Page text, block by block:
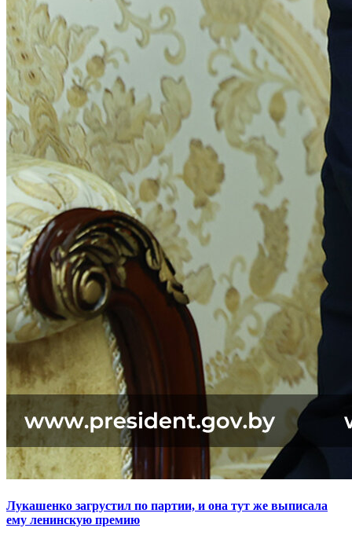
Лукашенко загрустил по партии, и она тут же выписала
ему ленинскую премию